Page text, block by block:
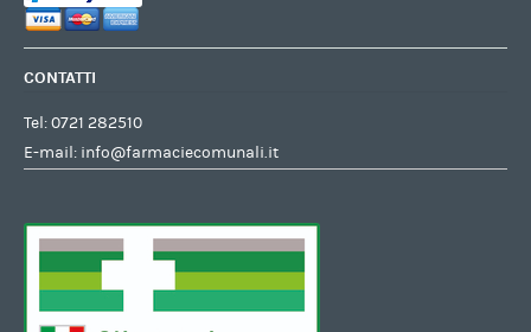
CONTATTI
Tel:0721 282510
E-mail: info@farmaciecomunali.it